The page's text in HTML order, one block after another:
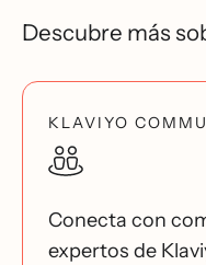
Descubre más
KLAVIYO
Conecta con
expertos de